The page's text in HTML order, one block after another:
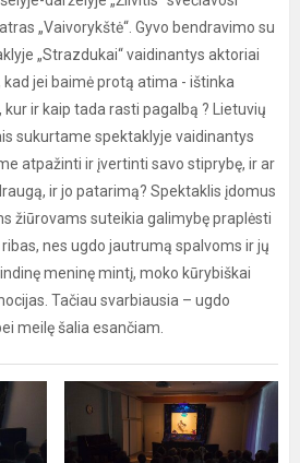
„Vaivorykštė“. Gyvo bendravimo su
„Strazdukai“ vaidinantys aktoriai
jei baimė protą atima - ištinka
kur ir kaip tada rasti pagalbą ? Lietuvių
sukurtame spektaklyje vaidinantys
atpažinti ir įvertinti savo stiprybę, ir ar
ir jo patarimą? Spektaklis įdomus
žiūrovams suteikia galimybę praplėsti
nes ugdo jautrumą spalvoms ir jų
meninę mintį, moko kūrybiškai
Tačiau svarbiausia – ugdo
meilę šalia esančiam.